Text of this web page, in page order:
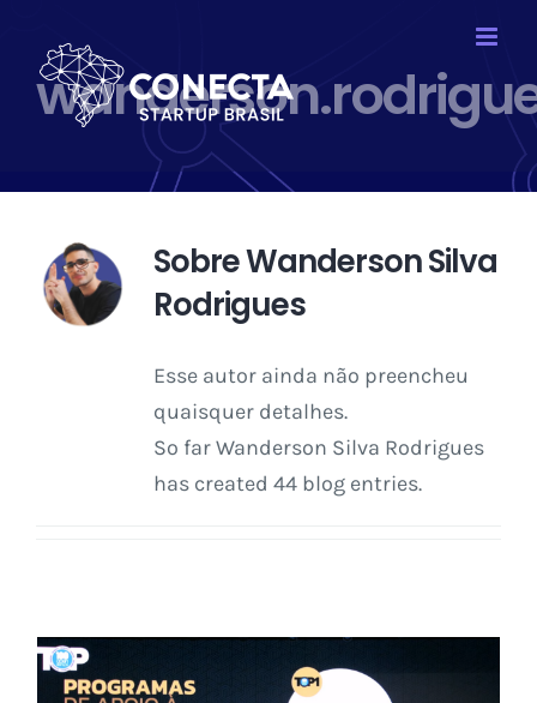
conteúdo
SobreWanderson Silva
Rodrigues
Esse autor ainda não preencheu
quaisquer detalhes.
So far Wanderson Silva Rodrigues
has created 44 blog entries.